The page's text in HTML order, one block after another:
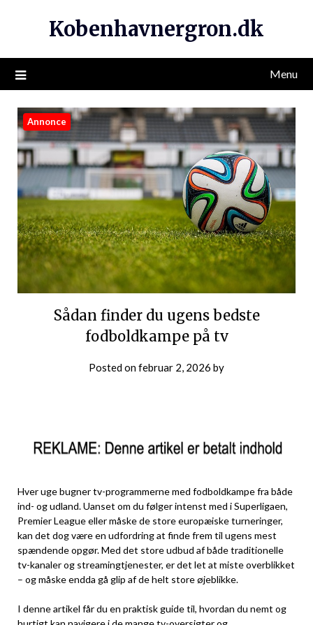
Kobenhavnergron.dk
Menu
Annonce
Sådan finder du ugens bedste
fodboldkampe på tv
Posted onfebruar 2, 2026 by
Hver uge bugner tv-programmerne med fodboldkampe fra både
ind- og udland. Uanset om du følger intenst med i Superligaen,
Premier League eller måske de store europæiske turneringer,
kan det dog være en udfordring at finde frem til ugens mest
spændende opgør. Med det store udbud af både traditionelle
tv-kanaler og streamingtjenester, er det let at miste overblikket
– og måske endda gå glip af de helt store øjeblikke.
I denne artikel får du en praktisk guide til, hvordan du nemt og